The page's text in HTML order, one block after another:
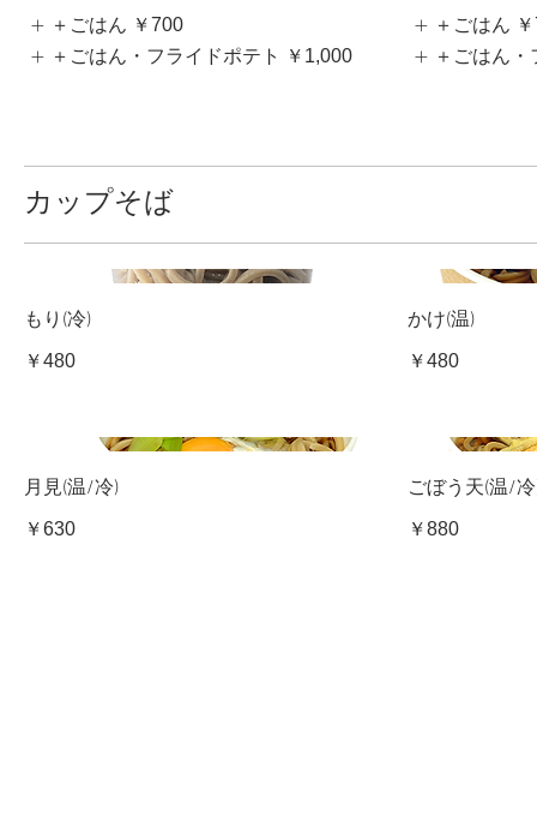
＋ごはん ￥700
＋ごはん・フライドポテト
￥1,000
＋ごはん
＋ごはん
カップそば
もり(冷)
￥480
かけ(温)
￥480
月見(温/冷)
￥630
ごぼう天(温/
￥880